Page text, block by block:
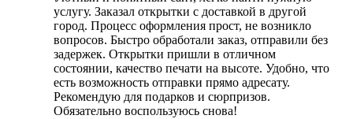
услугу. Заказал открытки с доставкой в другой
город. Процесс оформления прост, не возникло
вопросов. Быстро обработали заказ, отправили без
задержек. Открытки пришли в отличном
состоянии, качество печати на высоте. Удобно, что
есть возможность отправки прямо адресату.
Рекомендую для подарков и сюрпризов.
Обязательно воспользуюсь снова!